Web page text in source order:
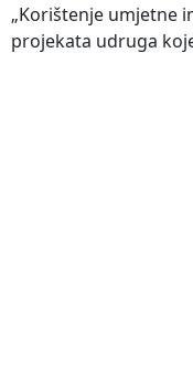
„Korištenje umjetne
projekata udruga